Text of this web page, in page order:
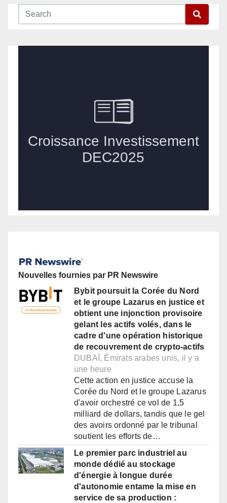
Nouvelles fournies par PR Newswire
Bybit poursuit la Corée du Nord
et le groupe Lazarus en justice et
obtient une injonction provisoire
gelant les actifs volés, dans le
cadre d'une opération historique
de recouvrement de crypto-actifs
DUBAÏ, Émirats arabes unis, il y a
une heure
Cette action en justice accuse la
Corée du Nord et le groupe Lazarus
d'avoir orchestré ce vol de 1,5
milliard de dollars, tandis que le gel
des avoirs ordonné par le tribunal
soutient les efforts de…
Le premier parc industriel au
monde dédié au stockage
d'énergie à longue durée
d'autonomie entame la mise en
service de sa production :